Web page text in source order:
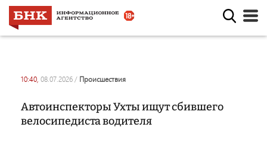
10:40, 08.07.2026 / происшествия
Автоинспекторы Ухты ищут сбившего
велосипедиста водителя